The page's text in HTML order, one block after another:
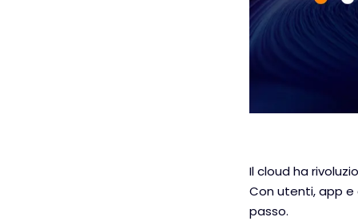
Il cloud ha
Con utenti, app e
passo.